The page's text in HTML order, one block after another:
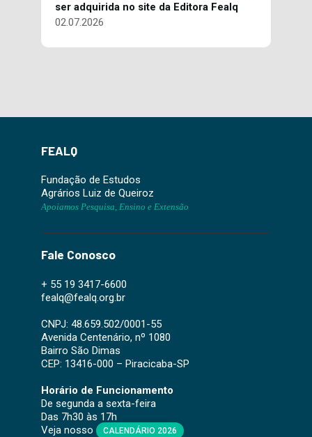
ser adquirida no site da Editora Fealq
02.07.2026
FEALQ
Fundação de Estudos
Agrários Luiz de Queiroz
Apoiamos Pesquisa, Ensino e Extensão
Fale Conosco
+ 55 19 3417-6600
fealq@fealq.org.br
CNPJ: 48.659.502/0001-55
Avenida Centenário, nº 1080
Bairro São Dimas
CEP: 13416-000 – Piracicaba-SP
Horário de Funcionamento
De segunda a sexta-feira
Das 7h30 às 17h
Veja nosso
CALENDÁRIO 2026